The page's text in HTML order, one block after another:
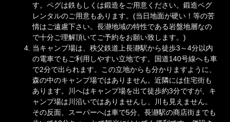
す。ペグは鉄もしくは鍛造をご用意ください。鍛造ペグ
レンタルのご用意もあります。(当日地面が硬い！等の苦
情はご遠慮下さい。長瀞地域の特性である岩盤地層なの
で十分ご理解頂いてご予約をお願い致します。)
当キャンプ場は、秩父鉄道上長瀞駅から徒歩3～4分以内
の電車でもご利用しやすい立地です。国道140号線へも車
で2分で出られます。この立地からも分かりますように、
森の中のキャンプ場ではありません。近隣には住宅街も
あります。川へはキャンプ場を出て徒歩約3分ですが、キ
ャンプ場は川沿いではありませんし、川も見えません。
その反面、スーパーへは車で5分、長瀞駅の商店街までも